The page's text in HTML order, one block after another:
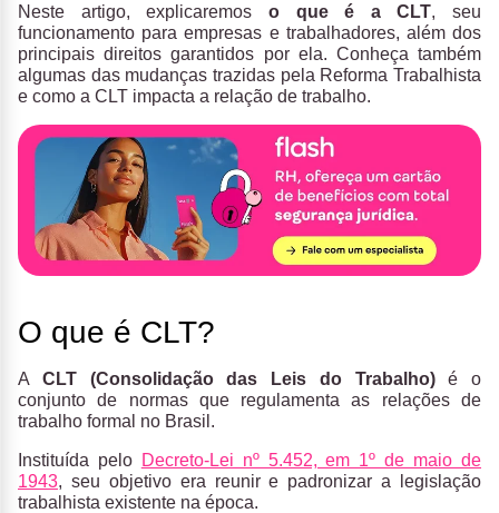
Neste artigo, explicaremos o que é a CLT, seu
funcionamento para empresas e trabalhadores, além dos
principais direitos garantidos por ela. Conheça também
algumas das mudanças trazidas pela Reforma Trabalhista
e como a CLT impacta a relação de trabalho.
O que é CLT?
A CLT (Consolidação das Leis do Trabalho)é o
conjunto de normas que regulamenta as relações de
trabalho formal no Brasil.
Instituída pelo Decreto-Lei nº 5.452, em 1º de maio de
1943, seu objetivo era reunir e padronizar a legislação
trabalhista existente na época.